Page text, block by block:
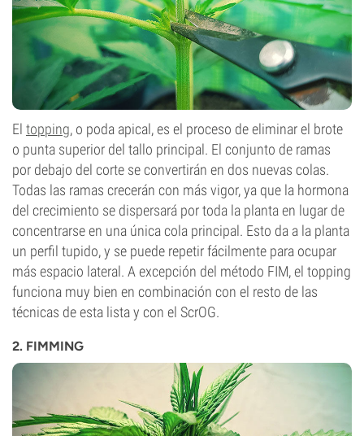
El topping, o poda apical, es el proceso de eliminar el brote
o punta superior del tallo principal. El conjunto de ramas
por debajo del corte se convertirán en dos nuevas colas.
Todas las ramas crecerán con más vigor, ya que la hormona
del crecimiento se dispersará por toda la planta en lugar de
concentrarse en una única cola principal. Esto da a la planta
un perfil tupido, y se puede repetir fácilmente para ocupar
más espacio lateral. A excepción del método FIM, el topping
funciona muy bien en combinación con el resto de las
técnicas de esta lista y con el ScrOG.
2. FIMMING